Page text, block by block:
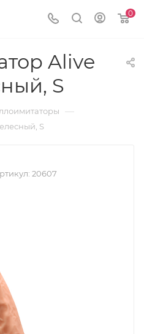
0
Alive
S
—
S
20607